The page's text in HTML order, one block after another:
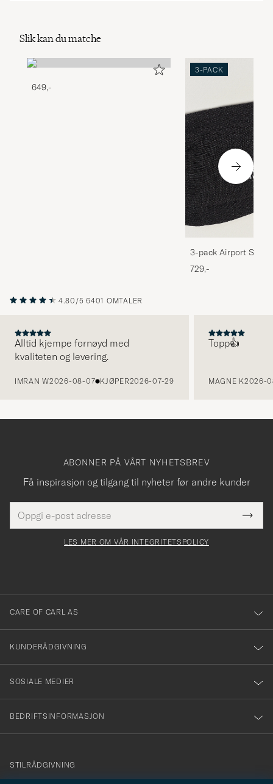
Slik kan du matche
649,-
3-PACK
3-pack Airport
Melange
729,-
4.80/5 6401 OMTALER
Alltid kjempe fornøyd med
kvaliteten og levering.
IMRAN W2026-08-07 KJØPER2026-07-29
Topp👍
MAGNE K2026-
ABONNER PÅ VÅRT NYHETSBREV
Få inspirasjon og tilgang til nyheter før andre kunder
postadresse
felt
Tack
för
dig
till
vårt
nyhetsbrev!
LES MER OM VÅR INTEGRITETSPOLICY
CARE OF CARL AS
KUNDERÅDGIVNING
SOSIALE MEDIER
BEDRIFTSINFORMASJON
info@careofcarl.no
STILRÅDGIVNING